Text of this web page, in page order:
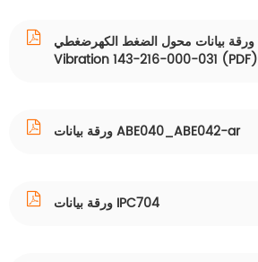
ورقة بيانات محول الضغط الكهرضغطي CP216
Vibration 143-216-000-031 (PDF)
ورقة بيانات ABE040_ABE042-ar
ورقة بيانات IPC704